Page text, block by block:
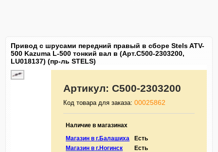
Привод с шрусами передний правый в сборе Stels ATV-
500 Kazuma L-500 тонкий вал в (Арт.C500-2303200,
LU018137) (пр-ль STELS)
Артикул: C500-2303200
Код товара для заказа:00025862
Наличие в магазинах
Магазин в г.Балашиха
Есть
Магазин в г.Ногинск
Есть